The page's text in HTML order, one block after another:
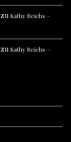
zu Kathy Reichs –
zu Kathy Reichs –